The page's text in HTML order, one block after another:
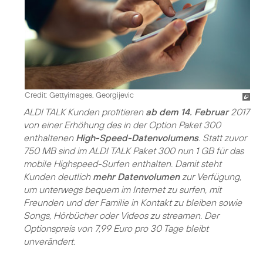
Credit: Gettyimages, Georgijevic
ALDI TALK Kunden profitieren ab dem 14. Februar2017
von einer Erhöhung des in der Option Paket 300
enthaltenen High-Speed-Datenvolumens. Statt zuvor
750 MB sind im ALDI TALK Paket 300 nun 1 GB für das
mobile Highspeed-Surfen enthalten. Damit steht
Kunden deutlich mehr Datenvolumenzur Verfügung,
um unterwegs bequem im Internet zu surfen, mit
Freunden und der Familie in Kontakt zu bleiben sowie
Songs, Hörbücher oder Videos zu streamen. Der
Optionspreis von 7,99 Euro pro 30 Tage bleibt
unverändert.